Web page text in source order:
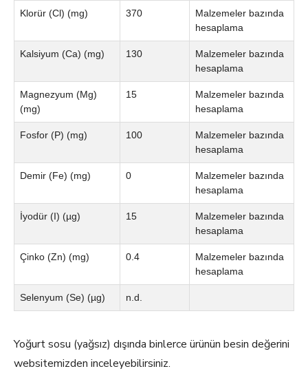
Klorür (Cl) (mg) 370
Malzemeler bazında
hesaplama
Kalsiyum (Ca) (mg) 130
Malzemeler bazında
hesaplama
Magnezyum (Mg)
(mg)
15
Malzemeler bazında
hesaplama
Fosfor (P) (mg) 100
Malzemeler bazında
hesaplama
Demir (Fe) (mg) 0
Malzemeler bazında
hesaplama
İyodür (I) (µg) 15
Malzemeler bazında
hesaplama
Çinko (Zn) (mg) 0.4
Malzemeler bazında
hesaplama
Selenyum (Se) (µg) n.d.
Yoğurt sosu (yağsız) dışında binlerce ürünün besin değerini
websitemizden inceleyebilirsiniz.